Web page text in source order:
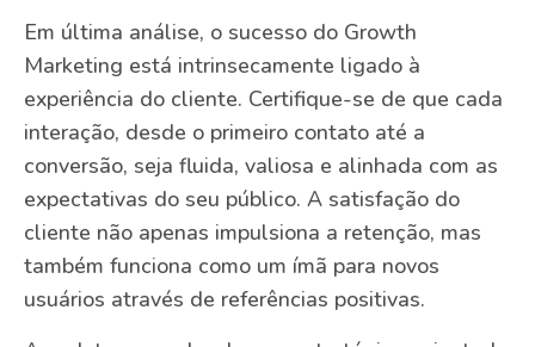
Em última análise, o sucesso do Growth
Marketing está intrinsecamente ligado à
experiência do cliente. Certifique-se de que cada
interação, desde o primeiro contato até a
conversão, seja fluida, valiosa e alinhada com as
expectativas do seu público. A satisfação do
cliente não apenas impulsiona a retenção, mas
também funciona como um ímã para novos
usuários através de referências positivas.